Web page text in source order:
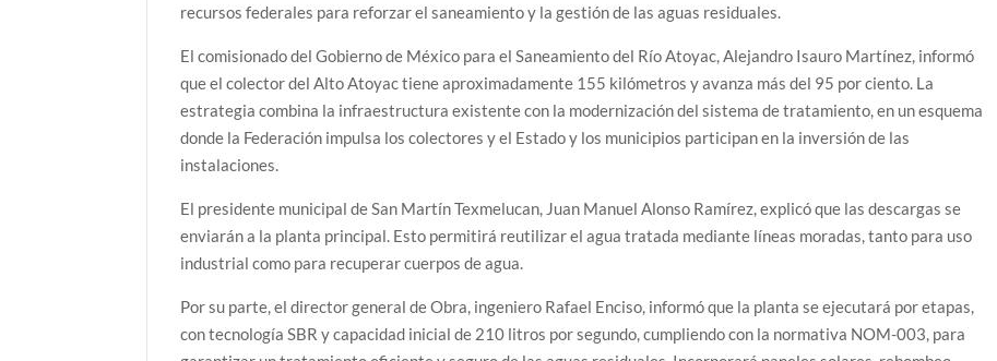
recursos federales para reforzar el saneamiento y la gestión de las aguas residuales.
El comisionado del Gobierno de México para el Saneamiento del Río Atoyac, Alejandro Isauro Martínez, informó
que el colector del Alto Atoyac tiene aproximadamente 155 kilómetros y avanza más del 95 por ciento. La
estrategia combina la infraestructura existente con la modernización del sistema de tratamiento, en un esquema
donde la Federación impulsa los colectores y el Estado y los municipios participan en la inversión de las
instalaciones.
El presidente municipal de San Martín Texmelucan, Juan Manuel Alonso Ramírez, explicó que las descargas se
enviarán a la planta principal. Esto permitirá reutilizar el agua tratada mediante líneas moradas, tanto para uso
industrial como para recuperar cuerpos de agua.
Por su parte, el director general de Obra, ingeniero Rafael Enciso, informó que la planta se ejecutará por etapas,
con tecnología SBR y capacidad inicial de 210 litros por segundo, cumpliendo con la normativa NOM-003, para